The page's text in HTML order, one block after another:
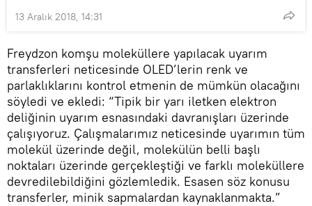
13 Aralık 2018, 14:31
Freydzon komşu moleküllere yapılacak uyarım
transferleri neticesinde OLED’lerin renk ve
parlaklıklarını kontrol etmenin de mümkün olacağını
söyledi ve ekledi: “Tipik bir yarı iletken elektron
deliğinin uyarım esnasındaki davranışları üzerinde
çalışıyoruz. Çalışmalarımız neticesinde uyarımın tüm
molekül üzerinde değil, molekülün belli başlı
noktaları üzerinde gerçekleştiği ve farklı moleküllere
devredilebildiğini gözlemledik. Esasen söz konusu
transferler, minik sapmalardan kaynaklanmakta.”